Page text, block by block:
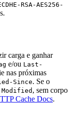
RSA-AES256-
carga e ganhar
e/ou Last-
nas próximas
Since. Se o
, sem corpo
Cache Docs.